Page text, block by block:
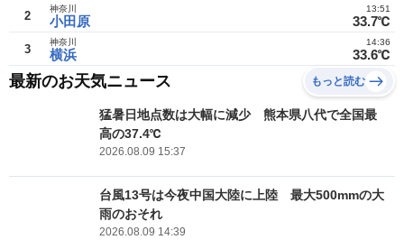
2 小田原
神奈川
33.7℃
13:51
3 横浜
神奈川
33.6℃
14:36
最新のお天気ニュース もっと読む
猛暑日地点数は大幅に減少 熊本県八代で全国最
高の37.4℃
2026.08.09 15:37
台風13号は今夜中国大陸に上陸 最大500mmの大
雨のおそれ
2026.08.09 14:39